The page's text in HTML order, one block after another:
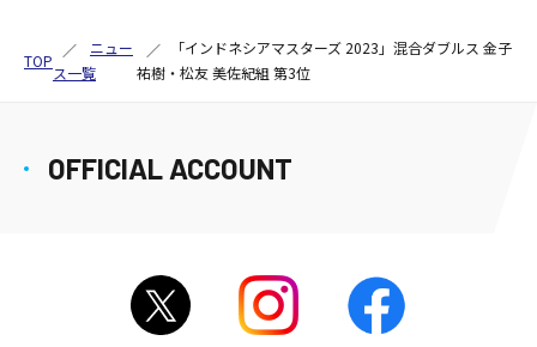
TOP
ニュー
ス一覧
「インドネシアマスターズ 2023」混合ダブルス 金子
祐樹・松友 美佐紀組 第3位
OFFICIAL ACCOUNT